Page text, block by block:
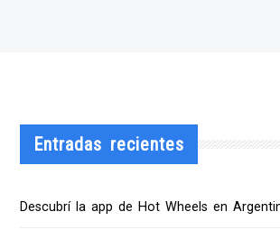
Entradas recientes
Descubrí la app de Hot Wheels en